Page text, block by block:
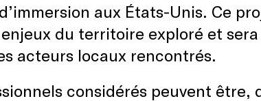
aux États-Unis. Ce
du territoire exploré et sera
acteurs locaux rencontrés.
considérés peuvent être,